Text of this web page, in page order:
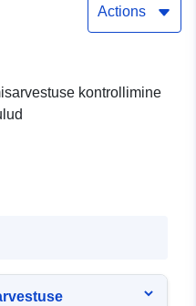
Actions
kontrollimine